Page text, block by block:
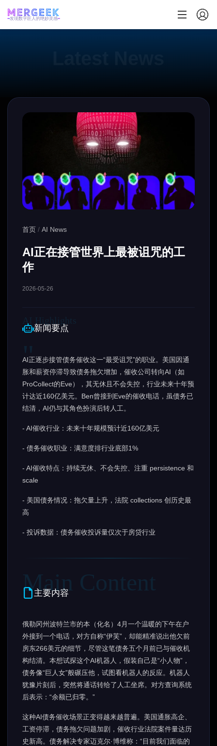
发现数字匠人的绝妙灵感
首页 / AI News
AI正在接管世界上最被诅咒的工
作
2026-05-26
新闻要点
AI正逐步接管债务催收这一“最受诅咒”的职业。美国因通
胀和薪资停滞导致债务拖欠增加，催收公司转向AI（如
ProCollect的Eve），其无休且不会失控，行业未来十年预
计达近160亿美元。Ben曾接到Eve的催收电话，虽债务已
结清，AI仍与其角色扮演后转人工。
- AI催收行业：未来十年规模预计近160亿美元
- 债务催收职业：满意度排行业底部1%
- AI催收特点：持续无休、不会失控、注重 persistence 和
scale
- 美国债务情况：拖欠量上升，法院 collections 创历史最
高
- 投诉数据：债务催收投诉量仅次于房贷行业
主要内容
俄勒冈州波特兰市的本（化名）4月一个温暖的下午在户
外接到一个电话，对方自称“伊芙”，却能精准说出他欠前
房东266美元的细节，尽管这笔债务五个月前已与催收机
构结清。本想试探这个AI机器人，假装自己是“小人物”，
债务像“巨人女”般碾压他，试图看机器人的反应。机器人
犹豫片刻后，突然将通话转给了人工坐席。对方查询系统
后表示：“余额已归零。”
这种AI债务催收场景正变得越来越普遍。美国通胀高企、
工资停滞，债务拖欠问题加剧，催收行业法院案件量达历
史新高。债务解决专家迈克尔·博维称：“目前我们面临的